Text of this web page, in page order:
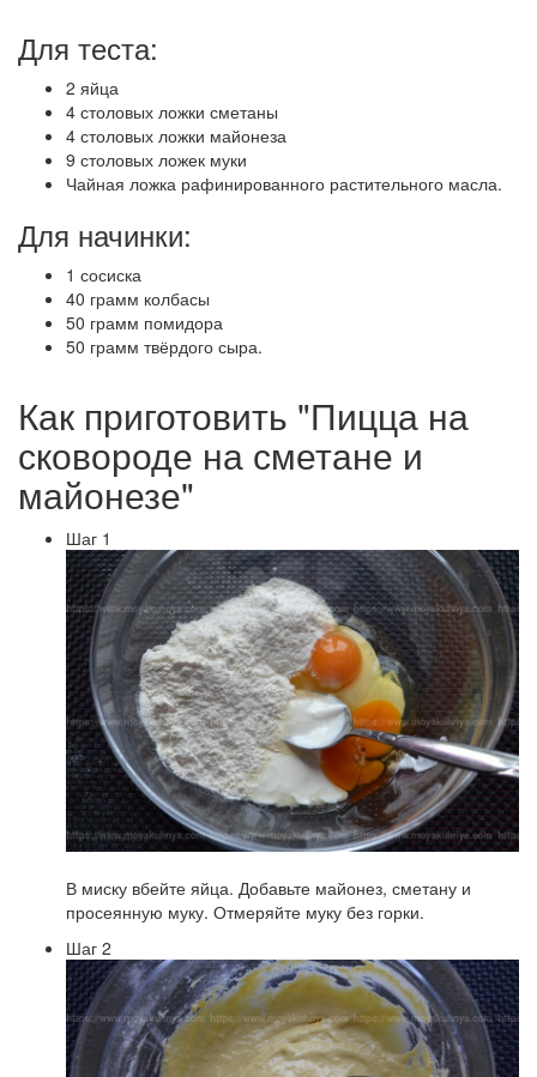
Для теста:
2 яйца
4 столовых ложки сметаны
4 столовых ложки майонеза
9 столовых ложек муки
Чайная ложка рафинированного растительного масла.
Для начинки:
1 сосиска
40 грамм колбасы
50 грамм помидора
50 грамм твёрдого сыра.
Как приготовить "Пицца на
сковороде на сметане и
майонезе"
Шаг 1
В миску вбейте яйца. Добавьте майонез, сметану и
просеянную муку. Отмеряйте муку без горки.
Шаг 2